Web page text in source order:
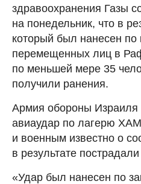
здравоохранения Газы
на понедельник, что в
который был нанесен по
перемещенных лиц в
по меньшей мере 35
получили ранения.
Армия обороны Израиля
авиаудар по лагерю
и военным известно о
в результате
«Удар был нанесен по